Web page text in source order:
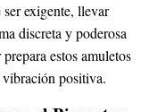
exigente, llevar
discreta y poderosa
estos amuletos
vibración positiva.